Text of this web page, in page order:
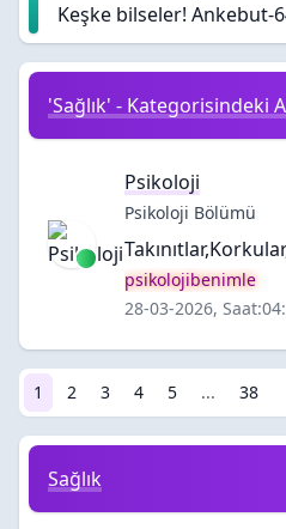
Keşke bilseler! Ankebut-
'Sağlık' - Kategorisindeki
Psikoloji
Psikoloji Bölümü
Yazar:
psikolojibenimle
28-03-2026,
1 2 3 4 5 ... 38
Sağlık